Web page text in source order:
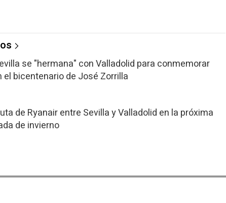
se "hermana" con Valladolid para conmemorar
el bicentenario de José Zorrilla
de Ryanair entre Sevilla y Valladolid en la próxima
de invierno